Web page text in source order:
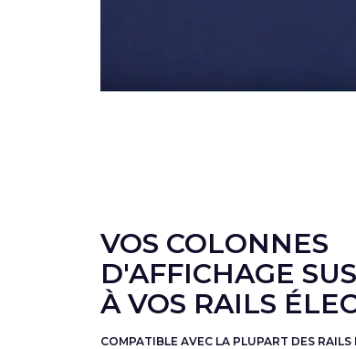
VOS COLONNES
D'AFFICHAGE
À VOS RAILS
COMPATIBLE AVEC LA PLUPART DES RAILS